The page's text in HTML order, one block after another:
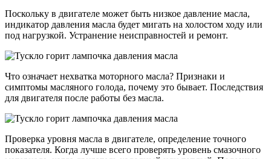
Поскольку в двигателе может быть низкое давление масла,
индикатор давления масла будет мигать на холостом ходу или
под нагрузкой. Устранение неисправностей и ремонт.
Что означает нехватка моторного масла? Признаки и
симптомы масляного голода, почему это бывает. Последствия
для двигателя после работы без масла.
Проверка уровня масла в двигателе, определение точного
показателя. Когда лучше всего проверять уровень смазочного